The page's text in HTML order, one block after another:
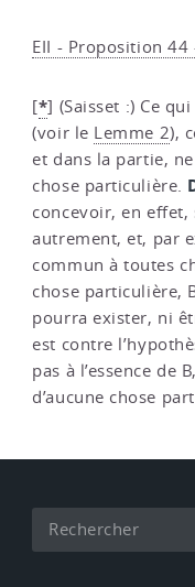
EII - Proposition
[*] (Saisset :) Ce
(voir le Lemme 2),
et dans la partie, ne
chose particulière.
concevoir, en effet,
autrement, et, par
commun à toutes
chose particulière,
pourra exister, ni
est contre
pas à l’essence de
d’aucune chose